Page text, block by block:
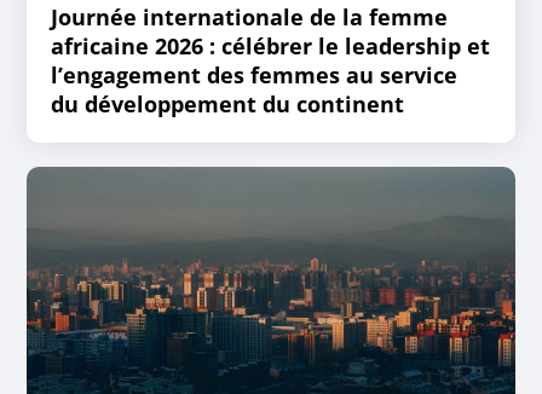
Journée internationale de la femme
africaine 2026 : célébrer le leadership et
l’engagement des femmes au service
du développement du continent